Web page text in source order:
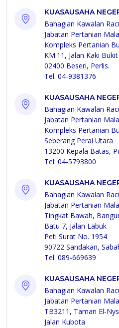
KUASAUSAHA
Bahagian Kawalan
Jabatan Pertanian
Kompleks Pertanian
KM.11, Jalan Kaki Bukit
02400 Beseri, Perlis.
Tel: 04-9381376
KUASAUSAHA
Bahagian Kawalan
Jabatan Pertanian
Kompleks Pertanian
Seberang Perai Utara
13200 Kepala Batas,
Tel: 04-5793800
KUASAUSAHA
Bahagian Kawalan
Jabatan Pertanian
Tingkat Bawah,
Batu 7, Jalan Labuk
Peti Surat No. 1954
90722 Sandakan,
Tel: 089-669639
KUASAUSAHA
Bahagian Kawalan
Jabatan Pertanian
TB3211, Taman El-
Jalan Kubota